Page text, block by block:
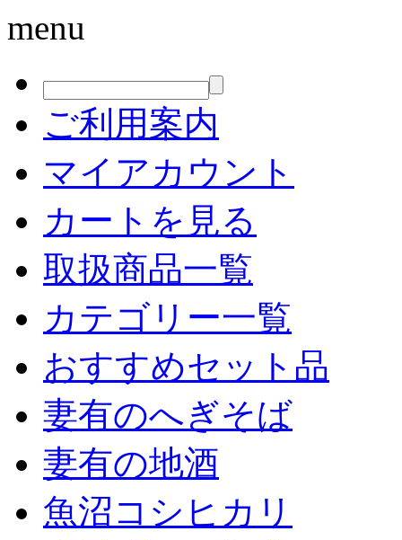
menu
ご利用案内
マイアカウント
カートを見る
取扱商品一覧
カテゴリー一覧
おすすめセット品
妻有のへぎそば
妻有の地酒
魚沼コシヒカリ